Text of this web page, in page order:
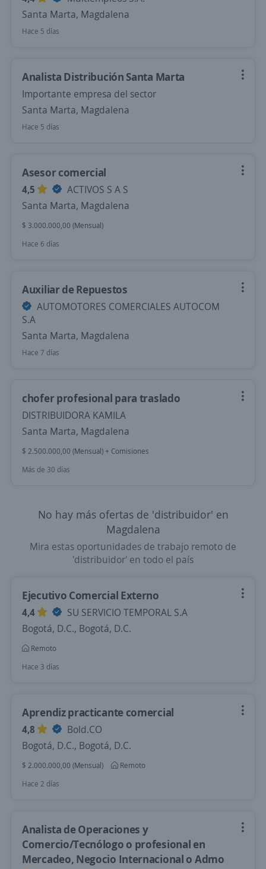
Santa Marta, Magdalena
Hace 5 días
Analista Distribución Santa Marta
Importante empresa del sector
Santa Marta, Magdalena
Hace 5 días
Asesor comercial
4,5
ACTIVOS S A S
Santa Marta, Magdalena
$ 3.000.000,00 (Mensual)
Hace 6 días
Auxiliar de Repuestos
AUTOMOTORES COMERCIALES AUTOCOM
S.A
Santa Marta, Magdalena
Hace 7 días
chofer profesional para traslado
DISTRIBUIDORA KAMILA
Santa Marta, Magdalena
$ 2.500.000,00 (Mensual) + Comisiones
Más de 30 días
No hay más ofertas de 'distribuidor' en
Magdalena
Mira estas oportunidades de trabajo remoto de
'distribuidor' en todo el país
Ejecutivo Comercial Externo
4,4
SU SERVICIO TEMPORAL S.A
Bogotá, D.C., Bogotá, D.C.
Remoto
Hace 3 días
Aprendiz practicante comercial
4,8
Bold.CO
Bogotá, D.C., Bogotá, D.C.
$ 2.000.000,00 (Mensual)
Remoto
Hace 2 días
Analista de Operaciones y
Comercio/Tecnólogo o profesional en
Mercadeo, Negocio Internacional o Admo